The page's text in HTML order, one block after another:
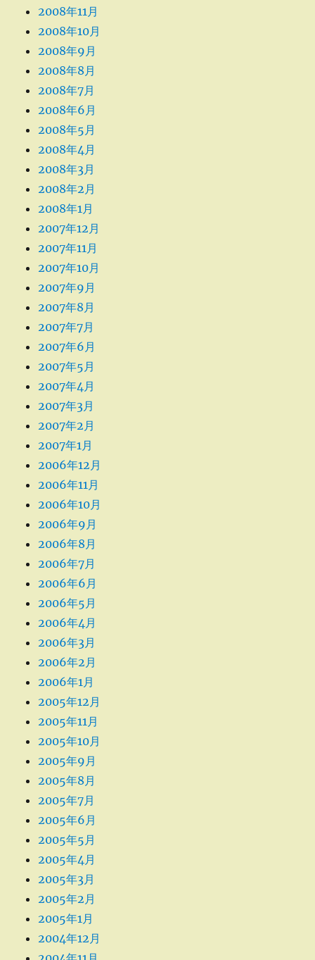
2008年11月
2008年10月
2008年9月
2008年8月
2008年7月
2008年6月
2008年5月
2008年4月
2008年3月
2008年2月
2008年1月
2007年12月
2007年11月
2007年10月
2007年9月
2007年8月
2007年7月
2007年6月
2007年5月
2007年4月
2007年3月
2007年2月
2007年1月
2006年12月
2006年11月
2006年10月
2006年9月
2006年8月
2006年7月
2006年6月
2006年5月
2006年4月
2006年3月
2006年2月
2006年1月
2005年12月
2005年11月
2005年10月
2005年9月
2005年8月
2005年7月
2005年6月
2005年5月
2005年4月
2005年3月
2005年2月
2005年1月
2004年12月